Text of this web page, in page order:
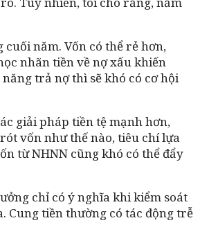
năm. Vốn có thể rẻ hơn,
nhãn tiền về nợ xấu khiến
trả nợ thì sẽ khó có cơ hội
giải pháp tiền tệ mạnh hơn,
vốn như thế nào, tiêu chí lựa
từ NHNN cũng khó có thể đẩy
chỉ có ý nghĩa khi kiểm soát
Cung tiền thường có tác động trễ